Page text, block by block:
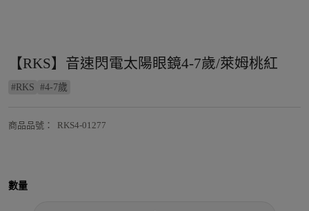
【RKS】音速閃電太陽眼鏡4-7歲/萊姆桃紅
# RKS #4-7歲
商品品號 ： RKS4-01277
數量